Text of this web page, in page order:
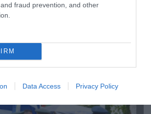
fraud prevention, and other
Data Access Privacy Policy